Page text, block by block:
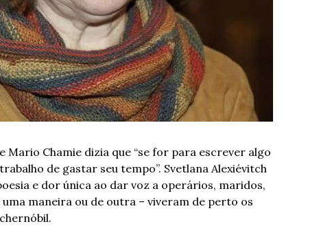
Mario Chamie dizia que “se for para escrever algo
de gastar seu tempo”. Svetlana Alexiévitch
e dor única ao dar voz a operários, maridos,
maneira ou de outra – viveram de perto os